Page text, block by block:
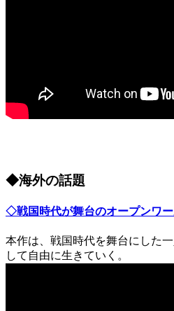
◆海外の話題
◇戦国時代が舞台のオープンワー
本作は、戦国時代を舞台にした
して自由に生きていく。